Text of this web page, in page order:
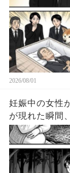
2026/08/01
妊娠中の女性
が現れた瞬間